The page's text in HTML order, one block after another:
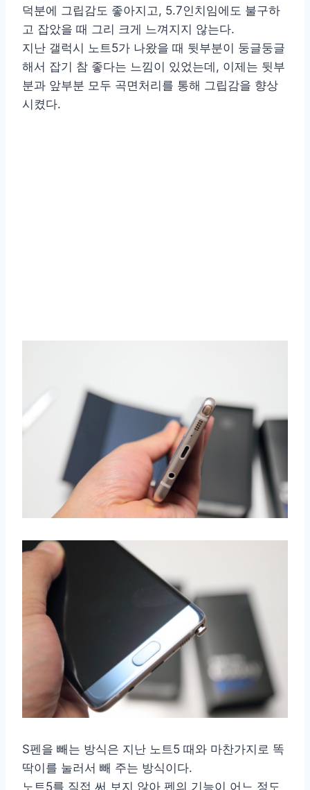
덕분에 그립감도 좋아지고, 5.7인치임에도 불구하
고 잡았을 때 그리 크게 느껴지지 않는다.
지난 갤럭시 노트5가 나왔을 때 뒷부분이 둥글둥글
해서 잡기 참 좋다는 느낌이 있었는데, 이제는 뒷부
분과 앞부분 모두 곡면처리를 통해 그립감을 향상
시켰다.
S펜을 빼는 방식은 지난 노트5 때와 마찬가지로 똑
딱이를 눌러서 빼 주는 방식이다.
노트5를 직접 써 보지 않아 펜의 기능이 어느 정도